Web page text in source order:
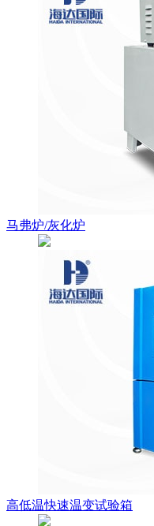
马弗炉/灰化炉
高低温快速温变试验箱